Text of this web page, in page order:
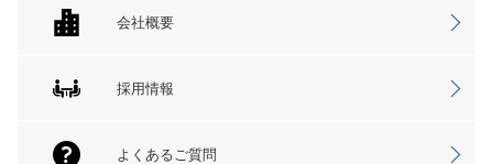
会社概要
採用情報
よくあるご質問